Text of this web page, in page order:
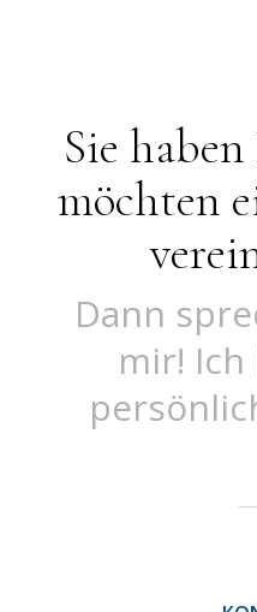
Sie
möchten
Dann
mir!